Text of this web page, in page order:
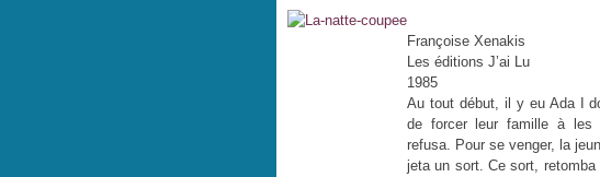
Françoise Xenakis
Les éditions J’ai Lu
1985
Au tout début, il y eu Ada I
de forcer leur famille à les
refusa. Pour se venger, la
jeta un sort. Ce sort,